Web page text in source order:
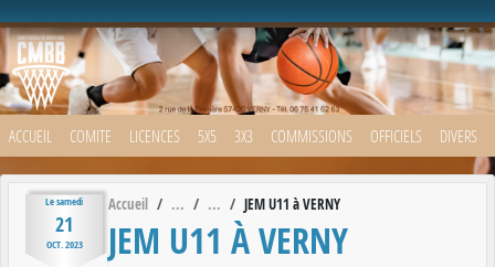
ACCUEIL COMITE LICENCES 5X5 3X3 COMMISSIONS OFFICIELS DIVERS
Lesamedi
21
OCT. 2023
Accueil JEM U11 à VERNY
JEM U11 À VERNY